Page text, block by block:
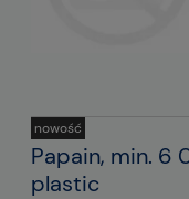
Papain, min. 6
plastic
nowość